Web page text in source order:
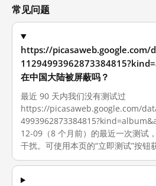
常见问题
https://
在中国大陆被屏蔽吗？
最近 90 天内我们没有测试过
https://picasaweb.google.com/
12-09（8 个月前）的最近一次测试
干扰。可使用本页的“立即测试”按钮